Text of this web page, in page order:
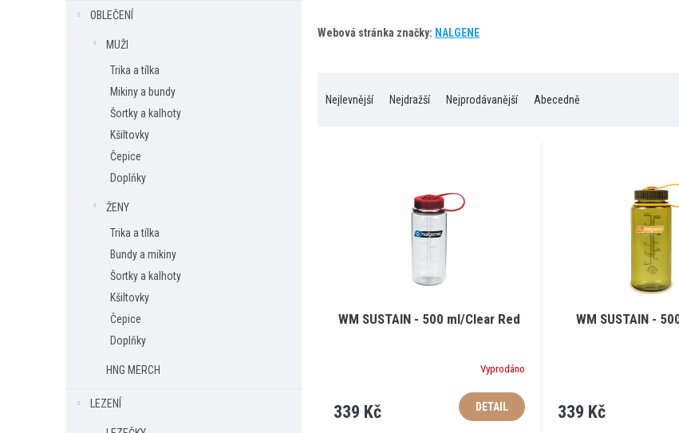
OBLEČENÍ
MUŽI
Trika a tílka
Mikiny a bundy
Šortky a kalhoty
Kšiltovky
Čepice
Doplňky
ŽENY
Trika a tílka
Bundy a mikiny
Šortky a kalhoty
Kšiltovky
Čepice
Doplňky
HNG MERCH
LEZENÍ
Webová stránka značky: NALGENE
Nejlevnější Nejdražší Nejprodávanější Abecedně
WM SUSTAIN - 500 ml/Clear Red
Vyprodáno
339 Kč DETAIL
WM SUSTAIN -
339 Kč